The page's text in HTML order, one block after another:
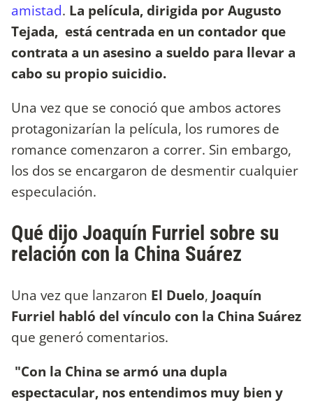
amistad. La película, dirigida por Augusto
Tejada, está centrada en un contador que
contrata a un asesino a sueldo para llevar a
cabo su propio suicidio.
Una vez que se conoció que ambos actores
protagonizarían la película, los rumores de
romance comenzaron a correr. Sin embargo,
los dos se encargaron de desmentir cualquier
especulación.
Qué dijo Joaquín Furriel sobre su
relación con la China Suárez
Una vez que lanzaron El Duelo, Joaquín
Furriel habló del vínculo con la China Suárez
que generó comentarios.
"Con la China se armó una dupla
espectacular, nos entendimos muy bien y